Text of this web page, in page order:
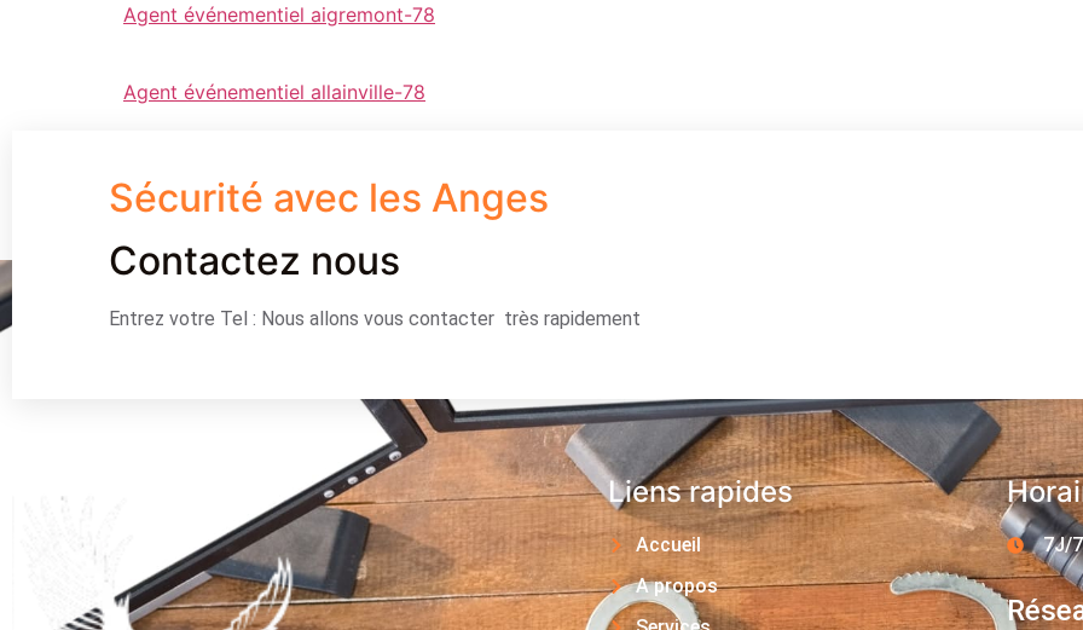
Agent événementiel aigremont-78
Agent événementiel allainville-78
Sécurité avec les Anges
Contactez nous
Entrez votre Tel : Nous allons vous contacter très rapidement
Liens rapides
Accueil
A propos
7J/